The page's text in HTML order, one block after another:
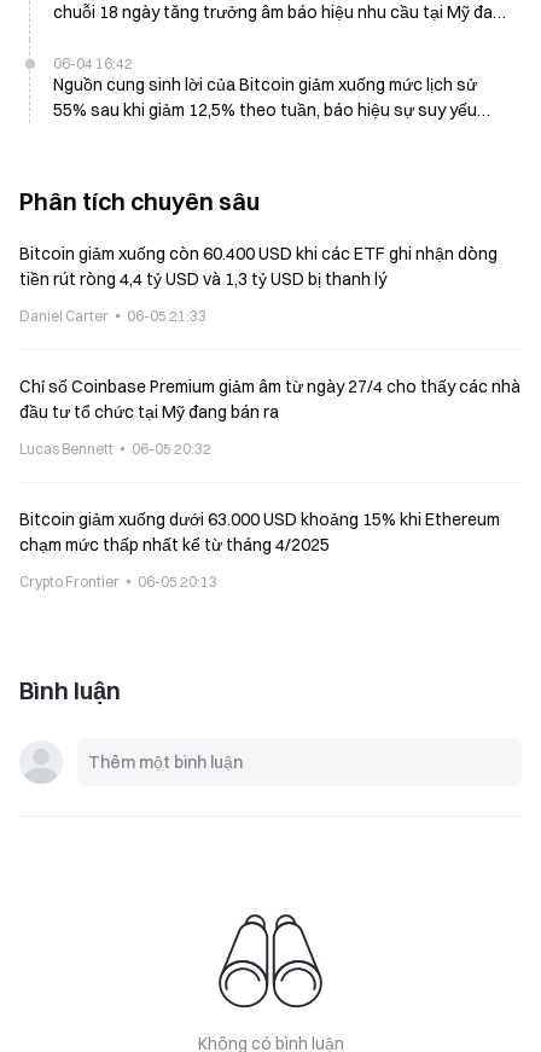
chuỗi 18 ngày tăng trưởng âm báo hiệu nhu cầu tại Mỹ đang
06-04 16:42
Nguồn cung sinh lời của Bitcoin giảm xuống mức lịch sử
55% sau khi giảm 12,5% theo tuần, báo hiệu sự suy yếu
Phân tích chuyên sâu
Bitcoin giảm xuống còn 60.400 USD khi các ETF ghi nhận dòng
tiền rút ròng 4,4 tỷ USD và 1,3 tỷ USD bị thanh lý
Daniel Carter 06-05 21:33
Chỉ số Coinbase Premium giảm âm từ ngày 27/4 cho thấy các nhà
đầu tư tổ chức tại Mỹ đang bán ra
Lucas Bennett 06-05 20:32
Bitcoin giảm xuống dưới 63.000 USD khoảng 15% khi Ethereum
chạm mức thấp nhất kể từ tháng 4/2025
Crypto Frontier 06-05 20:13
Bình luận
Không có bình luận